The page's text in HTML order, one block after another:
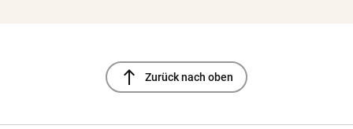
north Zurück nach oben